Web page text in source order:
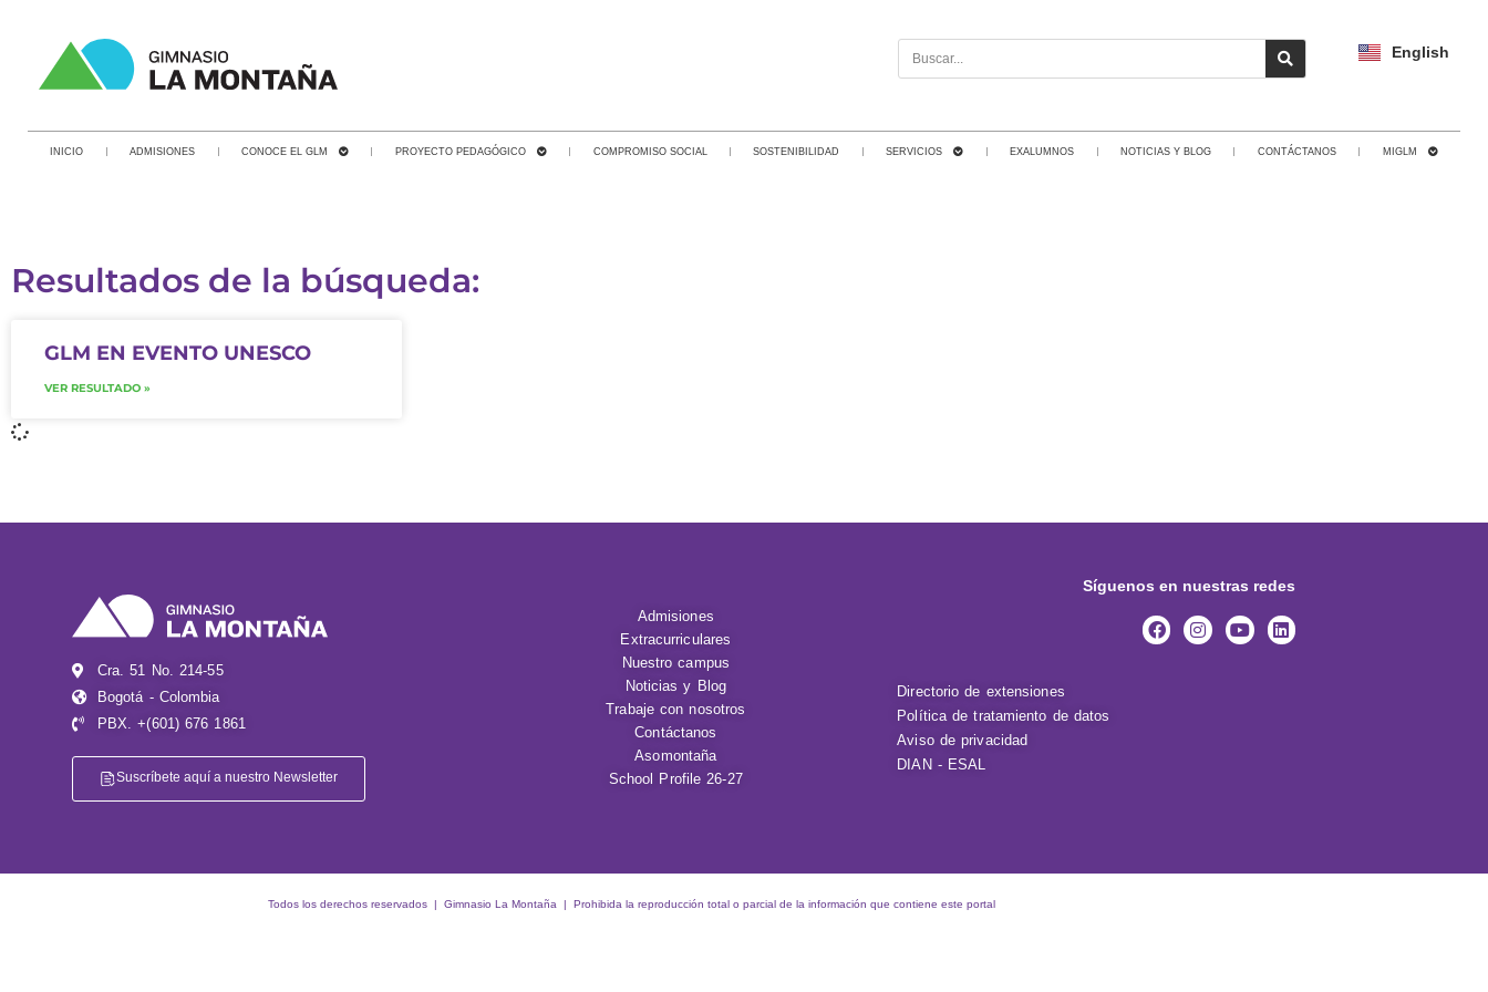
English
INICIO ADMISIONES CONOCE EL GLM PROYECTO PEDAGÓGICO COMPROMISO SOCIAL SOSTENIBILIDAD SERVICIOS EXALUMNOS NOTICIAS Y BLOG CONTÁCTANOS MIGLM
Resultados de la búsqueda:
GLM EN EVENTO UNESCO
VER RESULTADO »
Cra. 51 No. 214-55
Bogotá - Colombia
PBX. +(601) 676 1861
Suscríbete aquí a nuestro Newsletter
Admisiones
Extracurriculares
Nuestro campus
Noticias y Blog
Trabaje con nosotros
Contáctanos
Asomontaña
School Profile 26-27
Síguenos en nuestras redes
Directorio de extensiones
Política de tratamiento de datos
Aviso de privacidad
DIAN - ESAL
Todos los derechos reservados | Gimnasio La Montaña | Prohibida la reproducción total o parcial de la información que contiene este portal